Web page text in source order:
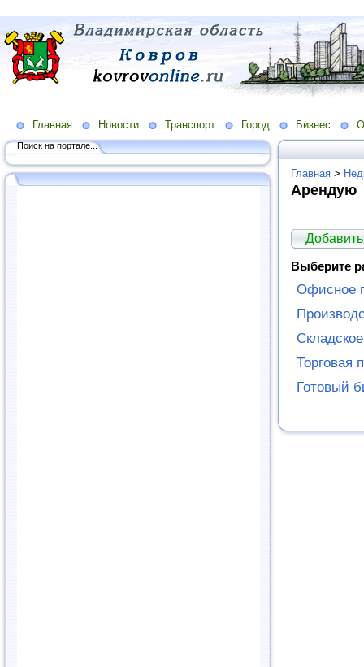
Главная Новости Транспорт Город Бизнес
Поиск на портале...
Главная >
Арендую
Выберите
Офисное
Торговая
Готовый